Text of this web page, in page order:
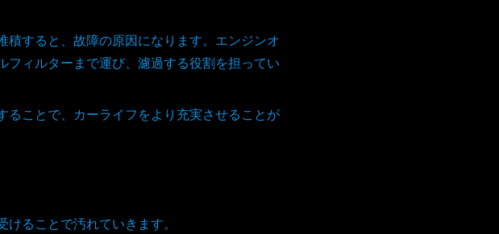
すると、故障の原因になります。エンジンオ
ィルターまで運び、濾過する役割を担ってい
ことで、カーライフをより充実させることが
ることで汚れていきます。